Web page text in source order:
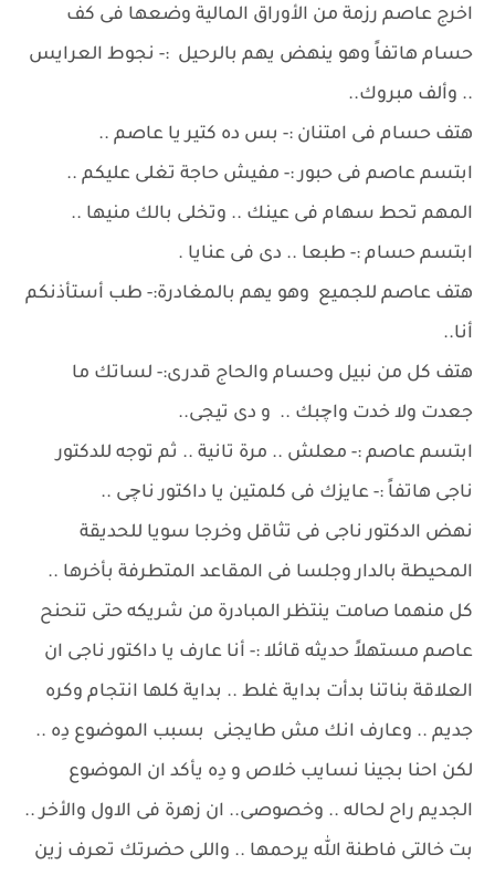
اخرج عاصم رزمة من الأوراق المالية وضعها فى كف
حسام هاتفاً وهو ينهض يهم بالرحيل :- نجوط العرايس
.. وألف مبروك..
هتف حسام فى امتنان :- بس ده كتير يا عاصم ..
ابتسم عاصم فى حبور :- مفيش حاجة تغلى عليكم ..
المهم تحط سهام فى عينك .. وتخلى بالك منيها ..
ابتسم حسام :- طبعا .. دى فى عنايا .
هتف عاصم للجميع وهو يهم بالمغادرة:- طب أستأذنكم
أنا..
هتف كل من نبيل وحسام والحاج قدرى:- لساتك ما
جعدت ولا خدت واچبك .. و دى تيجى..
ابتسم عاصم :- معلش .. مرة تانية .. ثم توجه للدكتور
ناجى هاتفاً :- عايزك فى كلمتين يا داكتور ناچى ..
نهض الدكتور ناجى فى تثاقل وخرجا سويا للحديقة
المحيطة بالدار وجلسا فى المقاعد المتطرفة بأخرها ..
كل منهما صامت ينتظر المبادرة من شريكه حتى تنحنح
عاصم مستهلاً حديثه قائلا :- أنا عارف يا داكتور ناجى ان
العلاقة بناتنا بدأت بداية غلط .. بداية كلها انتجام وكره
جديم .. وعارف انك مش طايجنى بسبب الموضوع دِه ..
لكن احنا بجينا نسايب خلاص و دِه يأكد ان الموضوع
الجديم راح لحاله .. وخصوصى.. ان زهرة فى الاول والأخر ..
بت خالتى فاطنة الله يرحمها .. واللى حضرتك تعرف زين